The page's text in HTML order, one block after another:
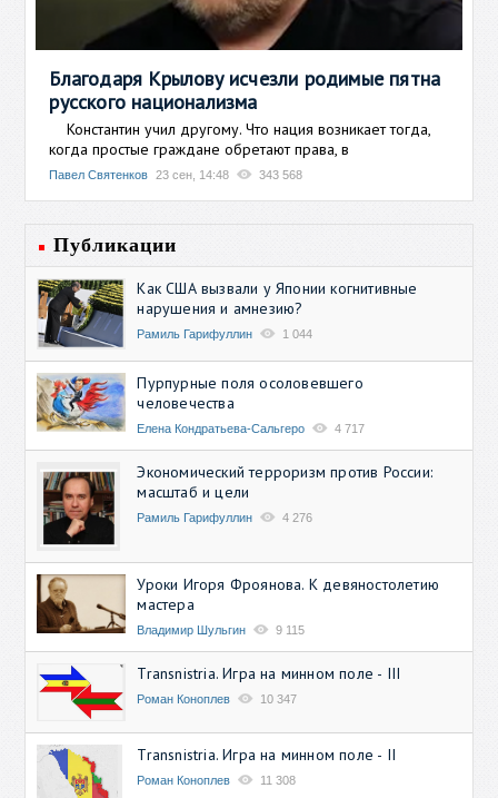
Благодаря Крылову исчезли родимые пятна
русского национализма
Константин учил другому. Что нация возникает тогда,
когда простые граждане обретают права, в
Павел Святенков 23 сен, 14:48 343 568
Публикации
Как США вызвали у Японии когнитивные
нарушения и амнезию?
Рамиль Гарифуллин 1 044
Пурпурные поля осоловевшего
человечества
Елена Кондратьева-Сальгеро 4 717
Экономический терроризм против России:
масштаб и цели
Рамиль Гарифуллин 4 276
Уроки Игоря Фроянова. К девяностолетию
мастера
Владимир Шульгин 9 115
Transnistria. Игра на минном поле - III
Роман Коноплев 10 347
Transnistria. Игра на минном поле - II
Роман Коноплев 11 308